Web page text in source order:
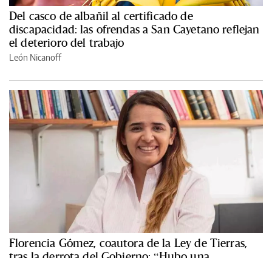
Del casco de albañil al certificado de
discapacidad: las ofrendas a San Cayetano reflejan
el deterioro del trabajo
León Nicanoff
Florencia Gómez, coautora de la Ley de Tierras,